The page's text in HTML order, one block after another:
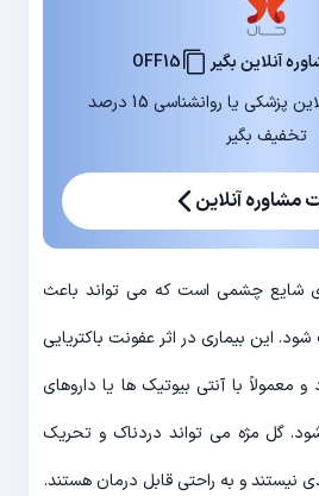
آنلاین بگیر
OFF15
در اولین مشاوره آنلاین پزشکی یا روانشناسی 15 درصد
تخفیف بگیر
مشاوره آنلاین
شایع چشمی است که می تواند باعث
این بیماری در اثر عفونت باکتریایی
معمولاً با آنتی بیوتیک ها یا داروهای
گل مژه می تواند دردناک و تحریک
نیستند و به راحتی قابل درمان هستند.